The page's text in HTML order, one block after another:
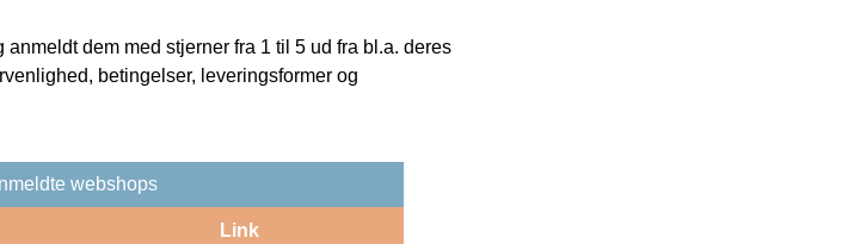
dem med stjerner fra 1 til 5 ud fra bl.a. deres
betingelser, leveringsformer og
webshops
Link